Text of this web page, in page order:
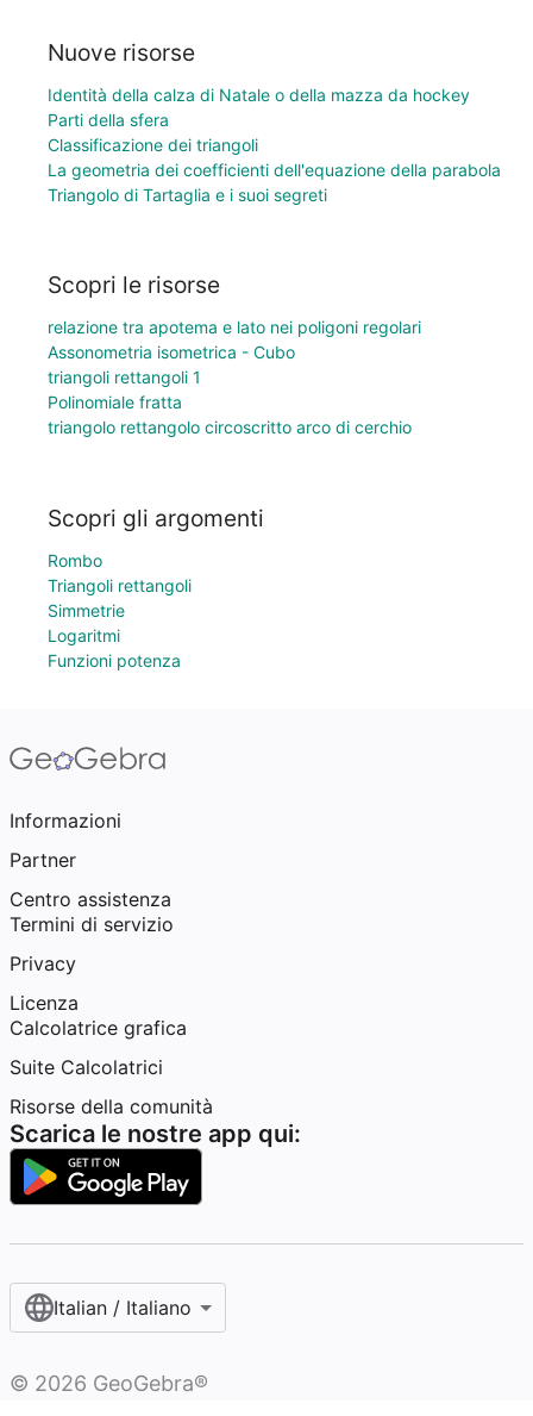
Nuove risorse
Identità della calza di Natale o della mazza da hockey
Parti della sfera
Classificazione dei triangoli
La geometria dei coefficienti dell'equazione della parabola
Triangolo di Tartaglia e i suoi segreti
Scopri le risorse
relazione tra apotema e lato nei poligoni regolari
Assonometria isometrica - Cubo
triangoli rettangoli 1
Polinomiale fratta
triangolo rettangolo circoscritto arco di cerchio
Scopri gli argomenti
Rombo
Triangoli rettangoli
Simmetrie
Logaritmi
Funzioni potenza
Informazioni
Partner
Centro assistenza
Termini di servizio
Privacy
Licenza
Calcolatrice grafica
Suite Calcolatrici
Risorse della comunità
Scarica le nostre app qui:
Italian / Italiano‎
© 2026 GeoGebra®